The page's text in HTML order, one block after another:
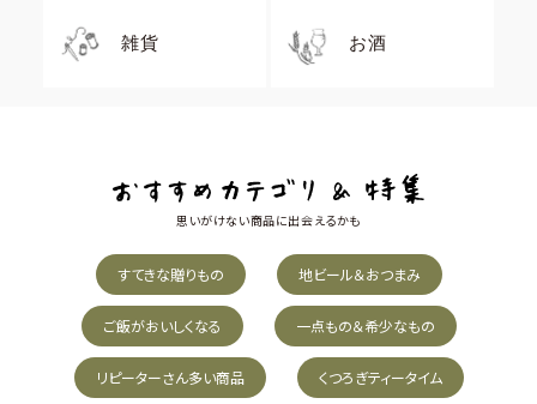
雑貨 お酒
思いがけない商品に出会えるかも
すてきな贈りもの 地ビール＆おつまみ
ご飯がおいしくなる 一点もの＆希少なもの
リピーターさん多い商品 くつろぎティータイム